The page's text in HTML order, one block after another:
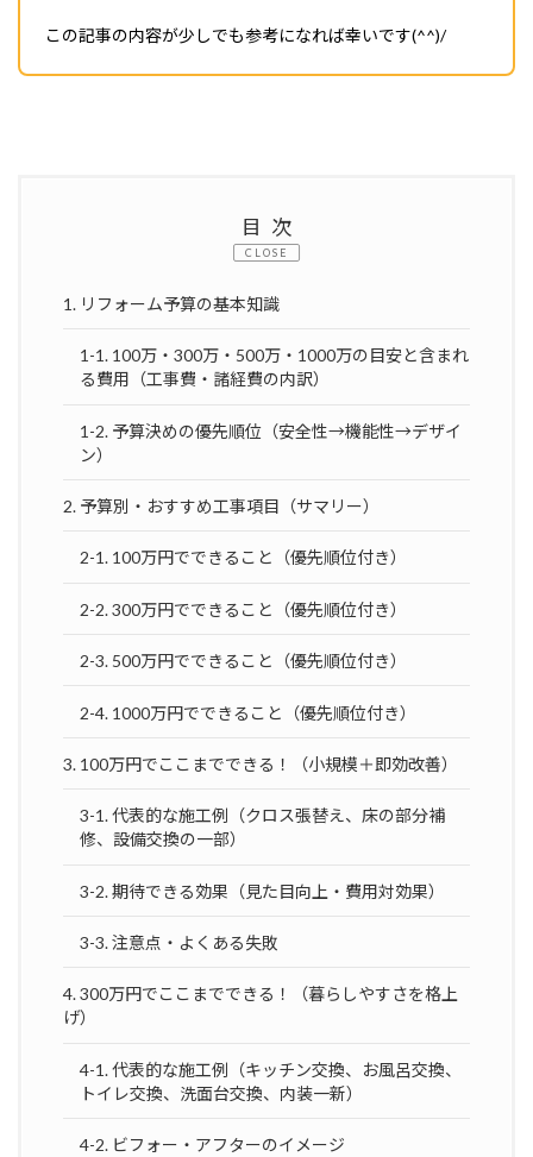
この記事の内容が少しでも参考になれば幸いです(^^)/
目次
CLOSE
1. リフォーム予算の基本知識
1-1. 100万・300万・500万・1000万の目安と含まれ
る費用（工事費・諸経費の内訳）
1-2. 予算決めの優先順位（安全性→機能性→デザイ
ン）
2. 予算別・おすすめ工事項目（サマリー）
2-1. 100万円でできること（優先順位付き）
2-2. 300万円でできること（優先順位付き）
2-3. 500万円でできること（優先順位付き）
2-4. 1000万円でできること（優先順位付き）
3. 100万円でここまでできる！（小規模＋即効改善）
3-1. 代表的な施工例（クロス張替え、床の部分補
修、設備交換の一部）
3-2. 期待できる効果（見た目向上・費用対効果）
3-3. 注意点・よくある失敗
4. 300万円でここまでできる！（暮らしやすさを格上
げ）
4-1. 代表的な施工例（キッチン交換、お風呂交換、
トイレ交換、洗面台交換、内装一新）
4-2. ビフォー・アフターのイメージ